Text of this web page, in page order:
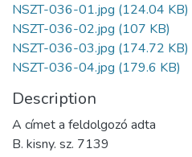
NSZT-036-01.jpg (124.04 KB)
NSZT-036-02.jpg (107 KB)
NSZT-036-03.jpg (174.72 KB)
NSZT-036-04.jpg (179.6 KB)
Description
A címet a feldolgozó adta
B. kisny. sz. 7139